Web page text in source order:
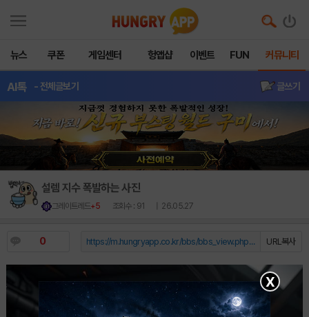
뉴스 쿠폰 게임센터 헝앱샵 이벤트 FUN 커뮤니티
AI톡 - 전체글보기 글쓰기
설렘 지수 폭발하는 사진
그레이트레드+5 조회수 : 91 | 26.05.27
0 URL복사
https://m.hungryapp.co.kr/bbs/bbs_view.php?durl=Y...
X